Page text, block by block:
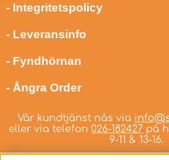
- Integritetspolicy
- Leveransinfo
- Fyndhörnan
- Ångra Order
Vår kundtjänst nås via
eller via telefon 026-182427 på
9-11 & 13-16.